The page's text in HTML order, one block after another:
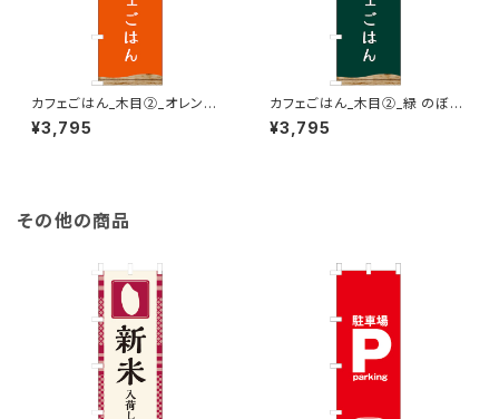
カフェごはん_木目②_オレンジ
のぼり旗
¥3,795
カフェごはん_木目②_緑 のぼり
旗
¥3,795
その他の商品